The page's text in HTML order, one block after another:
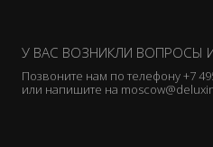
У ВАС ВОЗНИКЛИ ВОПРОСЫ
Позвоните нам по телефону+7
или напишите на